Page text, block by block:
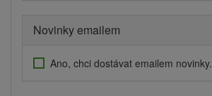
Novinky emailem
Ano, chci dostávat emailem novinky.